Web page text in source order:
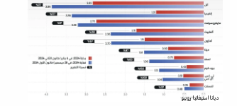
ديانا استيفانيا روبيو